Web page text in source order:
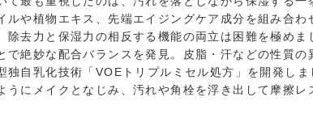
ルや植物エキス、先端エイジングケア成分を組み合わ
除去力と保湿力の相反する機能の両立は困難を極め
で絶妙な配合バランスを発見。皮脂・汗などの性質
独自乳化技術「VOEトリプルミセル処方」を開発し
うにメイクとなじみ、汚れや角栓を浮き出して摩擦レ